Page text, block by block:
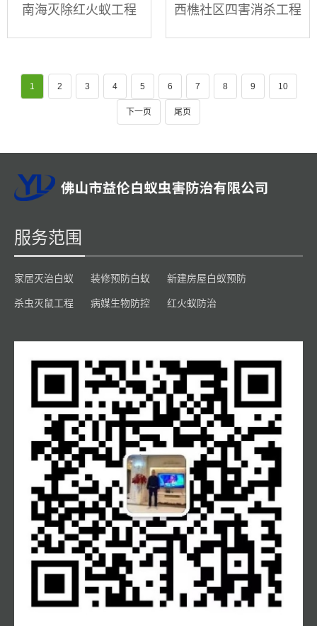
南海灭除红火蚁工程 西樵社区四害消杀工程
1 2 3 4 5 6 7 8 9 10
下一页 尾页
服务范围
家居灭治白蚁 装修预防白蚁 新建房屋白蚁预防
杀虫灭鼠工程 病媒生物防控 红火蚁防治